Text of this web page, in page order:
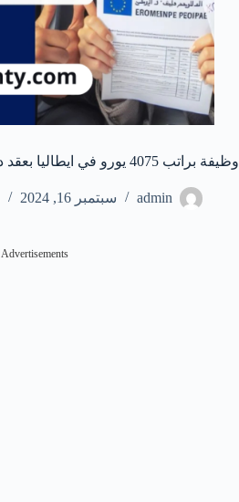
وظيفة براتب 4075 يورو في ايطاليا بعقد دائم لمتحدثي العربية
admin سبتمبر 16, 2024
Advertisements